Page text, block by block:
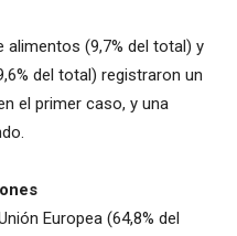
alimentos (9,7% del total) y
del total) registraron un
el primer caso, y una
Europea (64,8% del